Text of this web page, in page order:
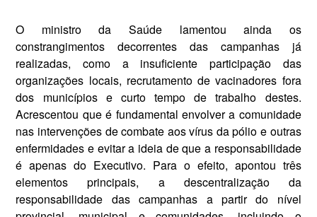
O ministro da Saúde lamentou ainda os
constrangimentos decor­rentes das campanhas já
realizadas, como a insuficiente participação das
organizações locais, recrutamento de vacinadores fora
dos municípios e curto tempo de trabalho destes.
Acrescentou que é fundamental en­volver a comunidade
nas interven­ções de combate aos vírus da pólio e outras
enfermidades e evitar a ideia de que a responsabilidade
é apenas do Executivo. Para o efeito, apontou três
elementos principais, a descentralização da
responsabili­dade das campanhas a partir do ní­vel